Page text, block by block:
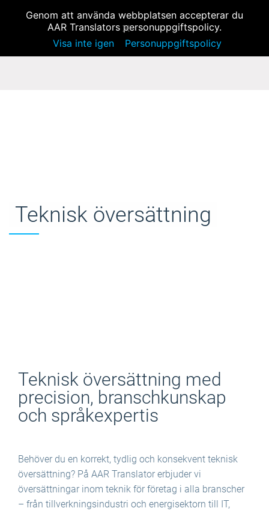
MENY info@aar-translator.se
Teknisk översättning
Teknisk översättning med
precision, branschkunskap
och språkexpertis
Behöver du en korrekt, tydlig och konsekvent teknisk
översättning? På AAR Translator erbjuder vi
översättningar inom teknik för företag i alla branscher
– från tillverkningsindustri och energisektorn till IT,
Genom att använda webbplatsen accepterar du
AAR Translators personuppgiftspolicy.
Visa inte igen
Personuppgiftspolicy